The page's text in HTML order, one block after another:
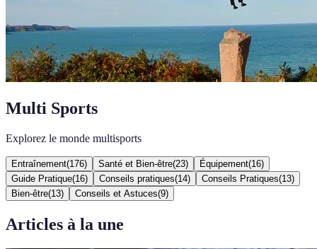
Multi Sports
Explorez le monde multisports
Entraînement(176) Santé et Bien-être(23) Équipement(16)
Guide Pratique(16) Conseils pratiques(14) Conseils Pratiques(13)
Bien-être(13) Conseils et Astuces(9)
Articles à la une